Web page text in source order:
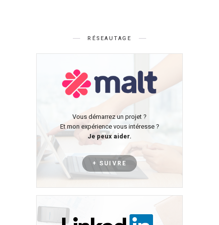
RÉSEAUTAGE
Vous démarrez un projet ?
Et mon expérience vous intéresse ?
Je peux aider.
+ SUIVRE